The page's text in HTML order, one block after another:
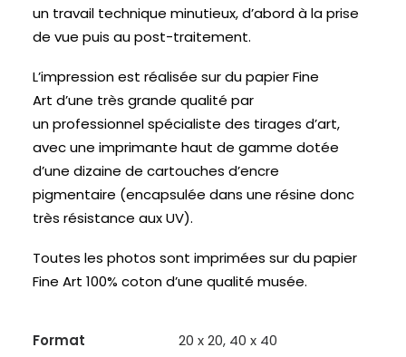
un travail technique minutieux, d’abord à la prise
de vue puis au post-traitement.
L’impression est réalisée sur du papier Fine
Art d’une très grande qualité par
un professionnel spécialiste des tirages d’art,
avec une imprimante haut de gamme dotée
d’une dizaine de cartouches d’encre
pigmentaire (encapsulée dans une résine donc
très résistance aux UV).
Toutes les photos sont imprimées sur du papier
Fine Art 100% coton d’une qualité musée.
Format 20 x 20, 40 x 40